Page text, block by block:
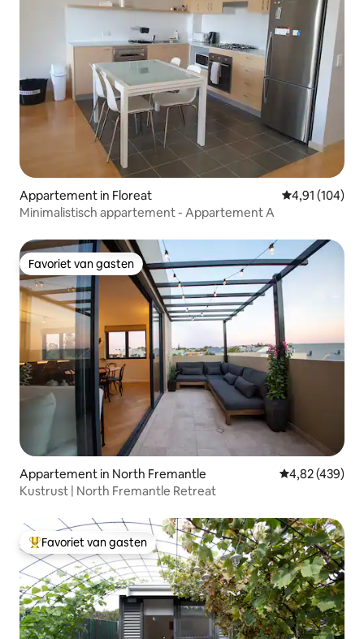
Appartement in Floreat Gemiddelde
4,91 (104)
Minimalistisch appartement - Appartement A
Favoriet van gasten
Favoriet van gasten
Appartement in North Fremantle Gemiddelde
4,82 (439)
Kustrust | North Fremantle Retreat
Topfavoriet van gasten
Favoriet van gasten